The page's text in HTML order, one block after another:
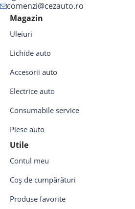
comenzi@cezauto.ro
Magazin
Uleiuri
Lichide auto
Accesorii auto
Electrice auto
Consumabile service
Piese auto
Utile
Contul meu
Coș de cumpărături
Produse favorite